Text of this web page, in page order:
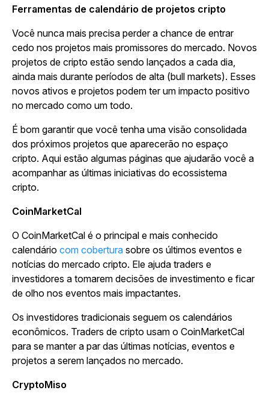
Ferramentas de calendário de projetos cripto
Você nunca mais precisa perder a chance de entrar
cedo nos projetos mais promissores do mercado. Novos
projetos de cripto estão sendo lançados a cada dia,
ainda mais durante períodos de alta (bull markets). Esses
novos ativos e projetos podem ter um impacto positivo
no mercado como um todo.
É bom garantir que você tenha uma visão consolidada
dos próximos projetos que aparecerão no espaço
cripto. Aqui estão algumas páginas que ajudarão você a
acompanhar as últimas iniciativas do ecossistema
cripto.
CoinMarketCal
O CoinMarketCal é o principal e mais conhecido
calendário com cobertura sobre os últimos eventos e
notícias do mercado cripto. Ele ajuda traders e
investidores a tomarem decisões de investimento e ficar
de olho nos eventos mais impactantes.
Os investidores tradicionais seguem os calendários
econômicos. Traders de cripto usam o CoinMarketCal
para se manter a par das últimas notícias, eventos e
projetos a serem lançados no mercado.
CryptoMiso